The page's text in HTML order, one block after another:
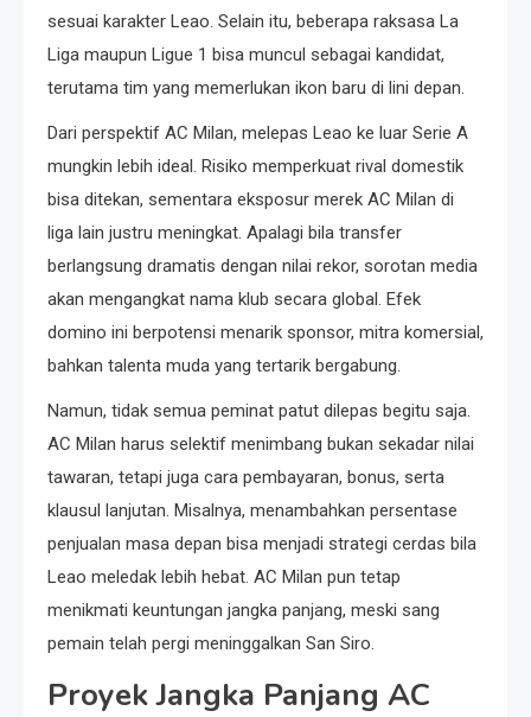
sesuai karakter Leao. Selain itu, beberapa raksasa La
Liga maupun Ligue 1 bisa muncul sebagai kandidat,
terutama tim yang memerlukan ikon baru di lini depan.
Dari perspektif AC Milan, melepas Leao ke luar Serie A
mungkin lebih ideal. Risiko memperkuat rival domestik
bisa ditekan, sementara eksposur merek AC Milan di
liga lain justru meningkat. Apalagi bila transfer
berlangsung dramatis dengan nilai rekor, sorotan media
akan mengangkat nama klub secara global. Efek
domino ini berpotensi menarik sponsor, mitra komersial,
bahkan talenta muda yang tertarik bergabung.
Namun, tidak semua peminat patut dilepas begitu saja.
AC Milan harus selektif menimbang bukan sekadar nilai
tawaran, tetapi juga cara pembayaran, bonus, serta
klausul lanjutan. Misalnya, menambahkan persentase
penjualan masa depan bisa menjadi strategi cerdas bila
Leao meledak lebih hebat. AC Milan pun tetap
menikmati keuntungan jangka panjang, meski sang
pemain telah pergi meninggalkan San Siro.
Proyek Jangka Panjang AC